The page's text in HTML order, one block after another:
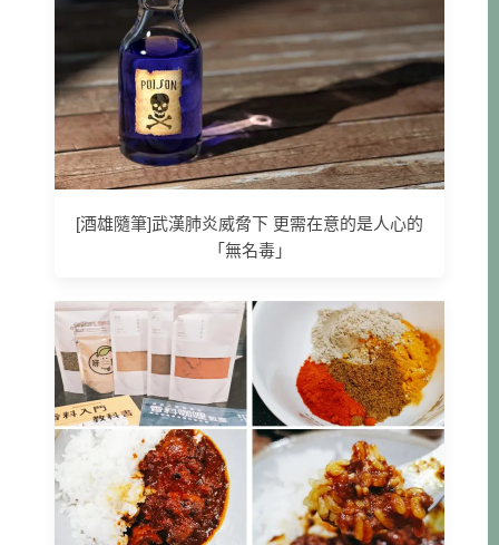
[酒雄隨筆]武漢肺炎威脅下 更需在意的是人心的
「無名毒」